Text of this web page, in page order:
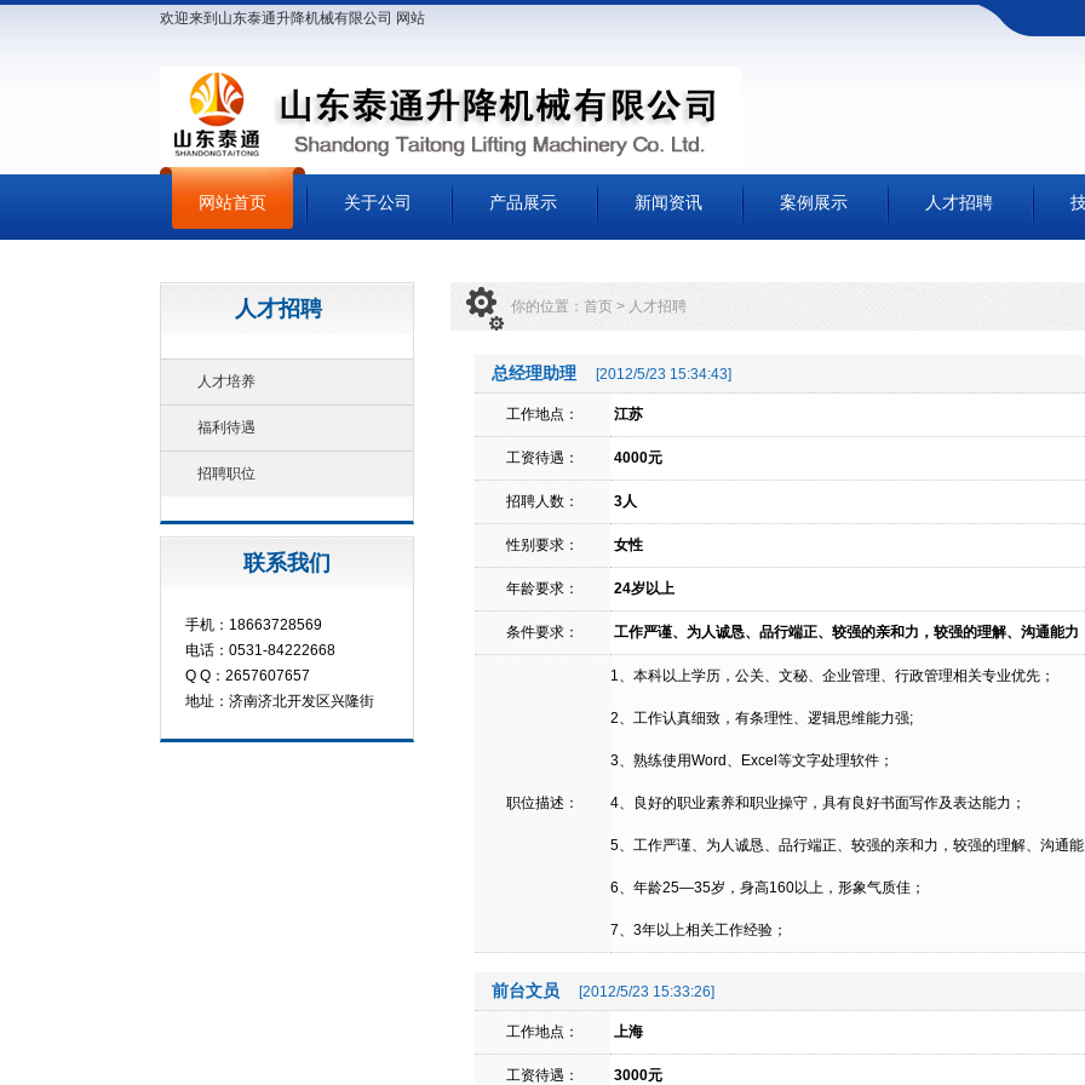
欢迎来到山东泰通升降机械有限公司 网站
网站首页 关于公司 产品展示 新闻资讯 案例展示 人才招聘
人才招聘
人才培养
福利待遇
招聘职位
联系我们
手机：18663728569
电话：0531-84222668
Q Q：2657607657
地址：济南济北开发区兴隆街
你的位置： 首页 > 人才招聘
总经理助理 [2012/5/23 15:34:43]
工作地点： 江苏
工资待遇： 4000元
招聘人数： 3人
性别要求： 女性
年龄要求： 24岁以上
条件要求： 工作严谨、为人诚恳、品行端正、较强的亲和力，较强的理解、沟通能力
职位描述：
1、本科以上学历，公关、文秘、企业管理、行政管理相关专业优先；
2、工作认真细致，有条理性、逻辑思维能力强;
3、熟练使用Word、Excel等文字处理软件；
4、良好的职业素养和职业操守，具有良好书面写作及表达能力；
5、工作严谨、为人诚恳、品行端正、较强的亲和力，较强的理解、沟通
6、年龄25—35岁，身高160以上，形象气质佳；
7、3年以上相关工作经验；
前台文员 [2012/5/23 15:33:26]
工作地点： 上海
工资待遇： 3000元